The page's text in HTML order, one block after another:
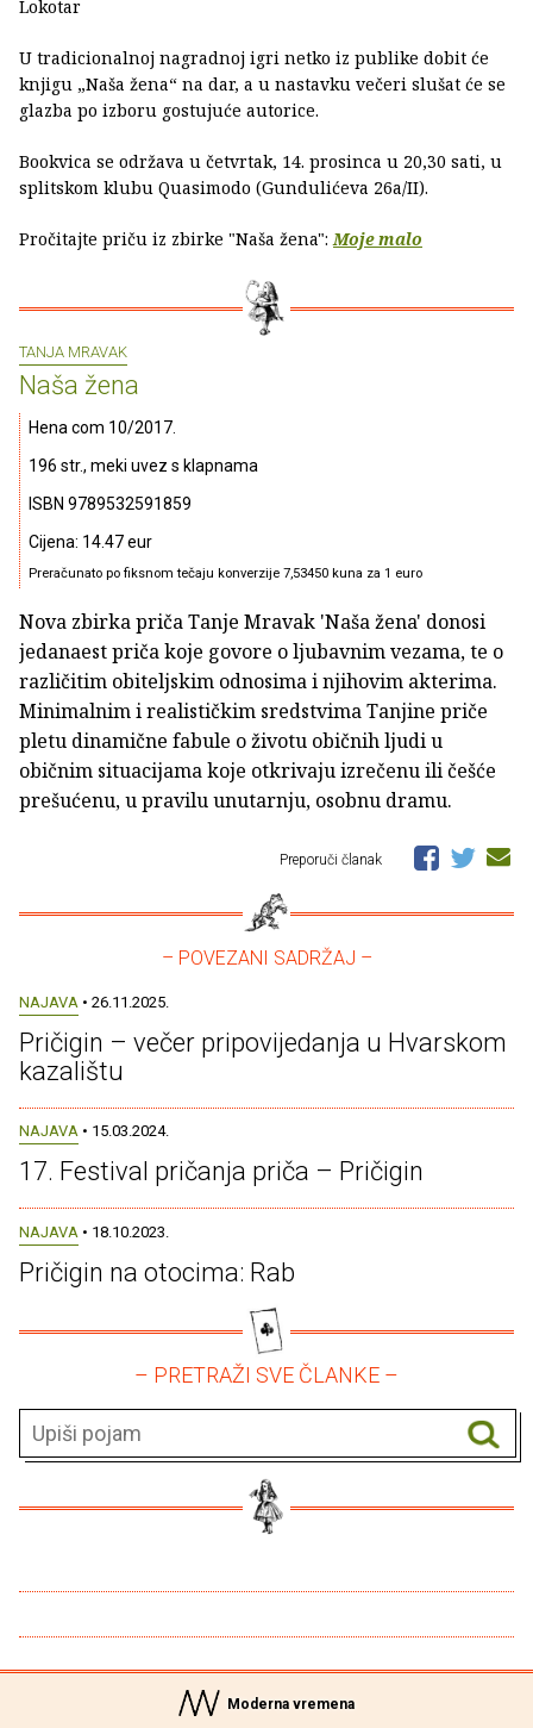
Lokotar
U tradicionalnoj nagradnoj igri netko iz publike dobit će
knjigu „Naša žena“ na dar, a u nastavku večeri slušat će se
glazba po izboru gostujuće autorice.
Bookvica se održava u četvrtak, 14. prosinca u 20,30 sati, u
splitskom klubu Quasimodo (Gundulićeva 26a/II).
Pročitajte priču iz zbirke "Naša žena": Moje malo
TANJA MRAVAK
Naša žena
Hena com 10/2017.
196 str., meki uvez s klapnama
ISBN 9789532591859
Cijena: 14.47 eur
Preračunato po fiksnom tečaju konverzije 7,53450 kuna za 1 euro
Nova zbirka priča Tanje Mravak 'Naša žena' donosi
jedanaest priča koje govore o ljubavnim vezama, te o
različitim obiteljskim odnosima i njihovim akterima.
Minimalnim i realističkim sredstvima Tanjine priče
pletu dinamične fabule o životu običnih ljudi u
običnim situacijama koje otkrivaju izrečenu ili češće
prešućenu, u pravilu unutarnju, osobnu dramu.
Preporuči članak
– POVEZANI SADRŽAJ –
NAJAVA • 26.11.2025.
Pričigin – večer pripovijedanja u Hvarskom
kazalištu
NAJAVA • 15.03.2024.
17. Festival pričanja priča – Pričigin
NAJAVA • 18.10.2023.
Pričigin na otocima: Rab
– PRETRAŽI SVE ČLANKE –
Moderna vremena